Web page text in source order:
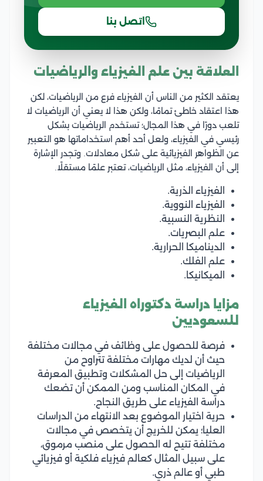
اتصل بنا
العلاقة بين علم الفيزياء والرياضيات
يعتقد الكثير من الناس أن الفيزياء فرع من الرياضيات، لكن
هذا اعتقاد خاطئ تمامًا، ولكن هذا لا يعني أن الرياضيات لا
تلعب دورًا في هذا المجال؛ تستخدم الرياضيات بشكل
رئيسي في الفيزياء، ولعل أحد أهم استخداماتها هو التعبير
عن الظواهر الفيزيائية على شكل معادلات. وتجدر الإشارة
إلى أن الفيزياء، مثل الرياضيات، تعتبر علمًا مستقلًا.
الفيزياء الذرية.
الفيزياء النووية.
النظرية النسبية.
علم البصريات.
الديناميكا الحرارية.
علم الفلك.
الميكانيكا.
مزايا دراسة دكتوراه الفيزياء
للسعوديين
فرصة للحصول على وظائف في مجالات مختلفة
حيث أن لديك مهارات مختلفة تتراوح من
الرياضيات إلى حل المشكلات وتطبيق المعرفة
في المكان المناسب ومن الممكن أن تضعك
دراسة الفيزياء على طريق النجاح.
حرية اختيار الموضوع بعد الانتهاء من الدراسات
العليا؛ يمكن للخريج أن يتخصص في مجالات
مختلفة تتيح له الحصول على منصب مرموق،
على سبيل المثال كعالم فيزياء فلكية أو فيزيائي
طبي أو عالم ذري.